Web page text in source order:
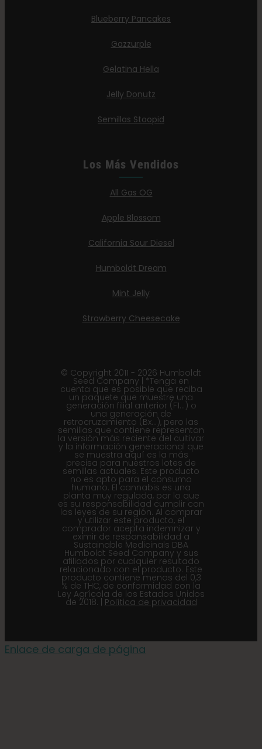
Blueberry Pancakes
Gazzurple
Gelatina Hella
Jelly Donutz
Semillas Stoopid
Los Más Vendidos
All Gas OG
Apple Blossom
California Sour Diesel
Humboldt Dream
Mint Jelly
Strawberry Cheesecake
© Copyright 2011 - 2026 Humboldt
Seed Company | *Tenga en
cuenta que es posible que reciba
un paquete que muestre una
generación filial anterior (F1...) o
una generación de
retrocruzamiento (Bx...), pero las
semillas que contiene representan
la versión más reciente del cultivar
y la información generacional que
se muestra aquí es la más
precisa para nuestros lotes de
semillas actuales. Este producto
no es apto para el consumo
humano. El cannabis es una
planta muy regulada, por lo que
es su responsabilidad cumplir con
las leyes de su región. Al comprar
y utilizar este producto, el
comprador acepta indemnizar y
eximir de responsabilidad a
Sustainable Medicinals DBA
Humboldt Seed Company y sus
afiliados por cualquier resultado
relacionado con el producto. Este
producto contiene menos del 0,3
% de THC, de conformidad con la
Ley Agrícola de los Estados Unidos
de 2018. | Política de privacidad
Enlace de carga de página